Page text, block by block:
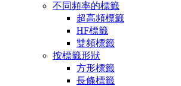
不同頻率的標籤
超高頻標籤
HF標籤
雙頻標籤
按標籤形狀
方形標籤
長條標籤